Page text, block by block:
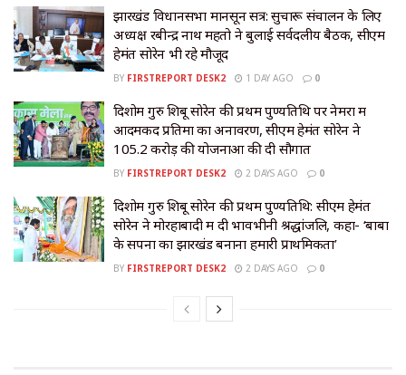
झारखंड विधानसभा मानसून सत्र: सुचारू संचालन के लिए
अध्यक्ष रबीन्द्र नाथ महतो ने बुलाई सर्वदलीय बैठक, सीएम
हेमंत सोरेन भी रहे मौजूद
BY FIRSTREPORT DESK2 1 DAY AGO 0
दिशोम गुरु शिबू सोरेन की प्रथम पुण्यतिथि पर नेमरा में
आदमकद प्रतिमा का अनावरण, सीएम हेमंत सोरेन ने
105.2 करोड़ की योजनाओं की दी सौगात
BY FIRSTREPORT DESK2 2 DAYS AGO 0
दिशोम गुरु शिबू सोरेन की प्रथम पुण्यतिथि: सीएम हेमंत
सोरेन ने मोरहाबादी में दी भावभीनी श्रद्धांजलि, कहा- ‘बाबा
के सपनों का झारखंड बनाना हमारी प्राथमिकता’
BY FIRSTREPORT DESK2 2 DAYS AGO 0